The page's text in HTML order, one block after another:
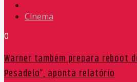
Cinema
0
Warner também prepara reboot
Pesadelo”, aponta relatório